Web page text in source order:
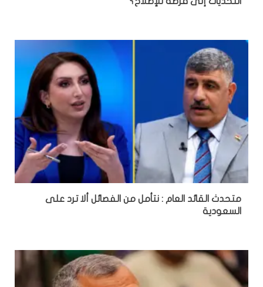
متحدث القائد العام : نتأمل من الفصائل ألا ترد على
السعودية